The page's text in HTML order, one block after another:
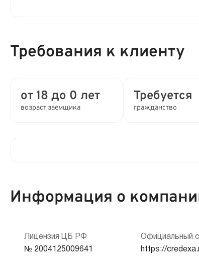
Полная стоимость кредита (ПСК) :
Выдача займа:
Срок продления:
Требования к клиенту
от 18 до 0 лет
возраст заемщика
Требуется
гражданство
Мобильный телефон:
Информация о
Лицензия ЦБ РФ
№ 2004125009641
Официальный
https://